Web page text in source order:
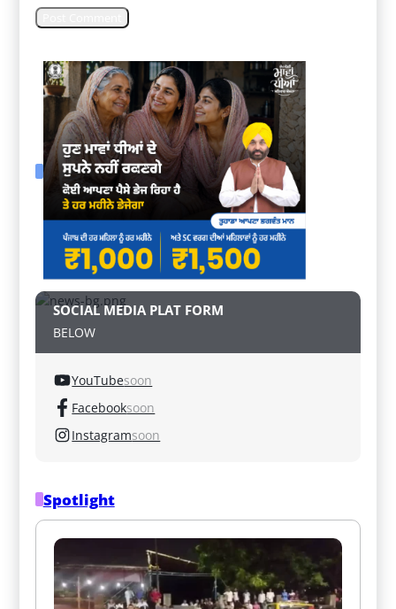
SOCIAL MEDIA PLAT FORM
BELOW
YouTubesoon
Facebooksoon
Instagramsoon
Spotlight